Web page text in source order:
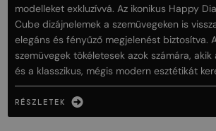
modelleket exkluzívvá. Az ikonikus Happy
Cube dizájnelemek a szemüvegeken is
elegáns és fényűző megjelenést biztosítva.
szemüvegek tökéletesek azok számára,
és a klasszikus, mégis modern esztétikát
RÉSZLETEK